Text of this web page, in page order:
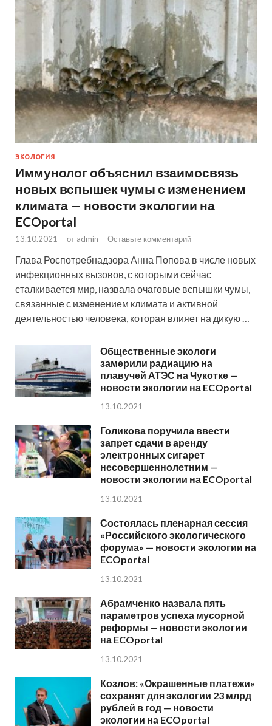
ЭКОЛОГИЯ
Иммунолог объяснил взаимосвязь
новых вспышек чумы с изменением
климата — новости экологии на
ECOportal
13.10.2021 - от admin - Оставьте комментарий
Глава Роспотребнадзора Анна Попова в числе новых
инфекционных вызовов, с которыми сейчас
сталкивается мир, назвала очаговые вспышки чумы,
связанные с изменением климата и активной
деятельностью человека, которая влияет на дикую …
Общественные экологи
замерили радиацию на
плавучей АТЭС на Чукотке —
новости экологии на ECOportal
13.10.2021
Голикова поручила ввести
запрет сдачи в аренду
электронных сигарет
несовершеннолетним —
новости экологии на ECOportal
13.10.2021
Состоялась пленарная сессия
«Российского экологического
форума» — новости экологии на
ECOportal
13.10.2021
Абрамченко назвала пять
параметров успеха мусорной
реформы — новости экологии
на ECOportal
13.10.2021
Козлов: «Окрашенные платежи»
сохранят для экологии 23 млрд
рублей в год — новости
экологии на ECOportal